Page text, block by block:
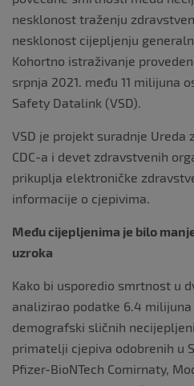
nesklonost traženju
nesklonost cijepljenju
Kohortno istraživanje
srpnja 2021. među 11 milijuna
Safety Datalink (VSD).
VSD je projekt suradnje Ureda
CDC-a i devet zdravstvenih
prikuplja elektroničke
informacije o cjepivima.
Među cijepljenima je bilo
uzroka
Kako bi usporedio smrtnost u
analizirao podatke 6.4
demografski sličnih
primatelji cjepiva odobrenih u
Pfizer-BioNTech Comirnaty,